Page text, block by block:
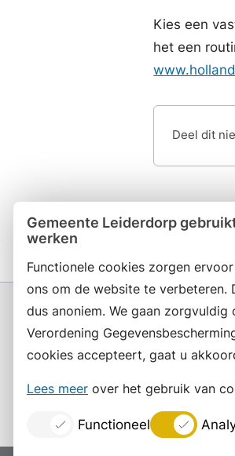
Gemeente Leiderdorp
werken
Functionele cookies zorgen
ons om de website te verbeteren.
dus anoniem. We gaan
Verordening
cookies accepteert, gaat u
Lees meer over het gebruik van
Functioneel
Kies een
het een
Deel dit